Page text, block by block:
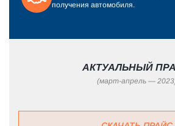
получения автомобиля.
АКТУАЛЬНЫЙ
(март-апрель —